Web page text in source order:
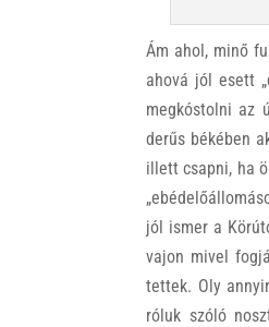
Ám ahol, minő
ahová jól esett
megkóstolni az
derűs békében
illett csapni, ha
jól ismer a
vajon mivel
tettek. Oly
róluk szóló